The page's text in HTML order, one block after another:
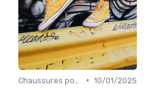
• 10/01/2025